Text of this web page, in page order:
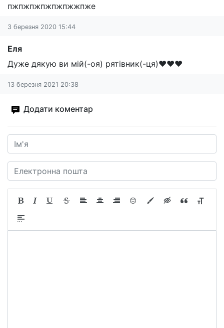
пжпжпжпжпжпжжпже
3 березня 2020 15:44
Еля
Дуже дякую ви мій(-оя) рятівник(-ця)❤️❤️❤️
13 березня 2021 20:38
Додати коментар